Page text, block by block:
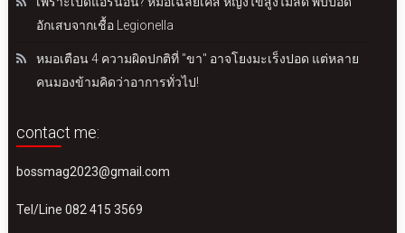
อักเสบจากเชื้อ Legionella
หมอเตือน 4 ความผิดปกติที่ "ขา" อาจโยงมะเร็งปอด แต่หลาย
คนมองข้ามคิดว่าอาการทั่วไป!
contact me:
bossmag2023@gmail.com
Tel/Line 082 415 3569